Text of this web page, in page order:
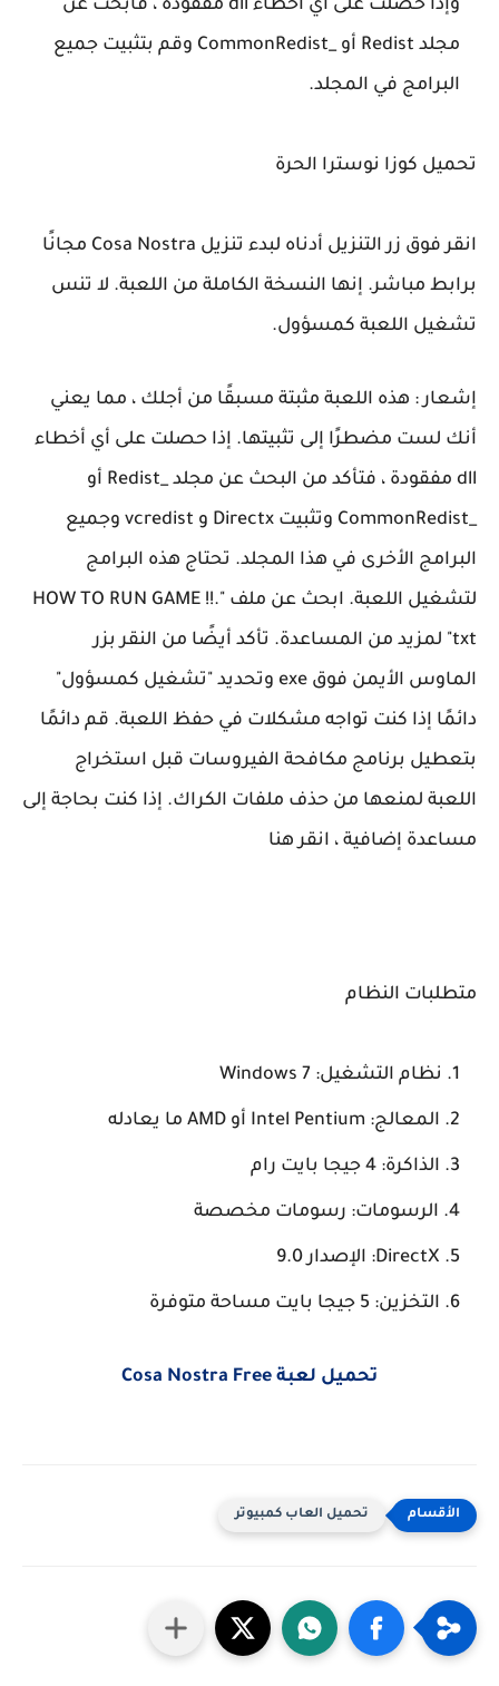
وإذا حصلت على أي أخطاء dll مفقودة ، فابحث عن
مجلد Redist أو _CommonRedist وقم بتثبيت جميع
البرامج في المجلد.
تحميل كوزا نوسترا الحرة
انقر فوق زر التنزيل أدناه لبدء تنزيل Cosa Nostra مجانًا
برابط مباشر. إنها النسخة الكاملة من اللعبة. لا تنس
تشغيل اللعبة كمسؤول.
إشعار : هذه اللعبة مثبتة مسبقًا من أجلك ، مما يعني
أنك لست مضطرًا إلى تثبيتها. إذا حصلت على أي أخطاء
dll مفقودة ، فتأكد من البحث عن مجلد _Redist أو
_CommonRedist وتثبيت Directx و vcredist وجميع
البرامج الأخرى في هذا المجلد. تحتاج هذه البرامج
لتشغيل اللعبة. ابحث عن ملف "HOW TO RUN GAME !!.
txt" لمزيد من المساعدة. تأكد أيضًا من النقر بزر
الماوس الأيمن فوق exe وتحديد "تشغيل كمسؤول"
دائمًا إذا كنت تواجه مشكلات في حفظ اللعبة. قم دائمًا
بتعطيل برنامج مكافحة الفيروسات قبل استخراج
اللعبة لمنعها من حذف ملفات الكراك. إذا كنت بحاجة إلى
مساعدة إضافية ، انقر هنا
متطلبات النظام
نظام التشغيل: Windows 7
المعالج: Intel Pentium أو AMD ما يعادله
الذاكرة: 4 جيجا بايت رام
الرسومات: رسومات مخصصة
DirectX: الإصدار 9.0
التخزين: 5 جيجا بايت مساحة متوفرة
تحميل لعبة Cosa Nostra Free
تحميل العاب كمبيوتر